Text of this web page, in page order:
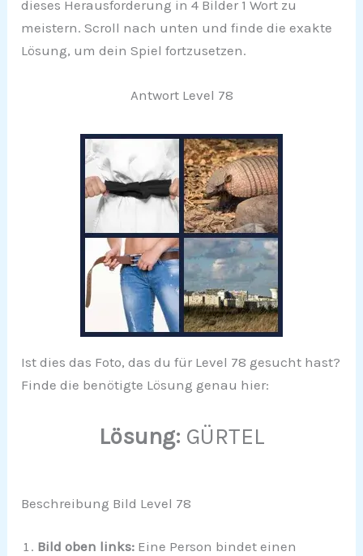
dieses Herausforderung in 4 Bilder 1 Wort zu
meistern. Scroll nach unten und finde die exakte
Lösung, um dein Spiel fortzusetzen.
Antwort Level 78
Ist dies das Foto, das du für Level 78 gesucht hast?
Finde die benötigte Lösung genau hier:
Lösung: GÜRTEL
Beschreibung Bild Level 78
Bild oben links: Eine Person bindet einen